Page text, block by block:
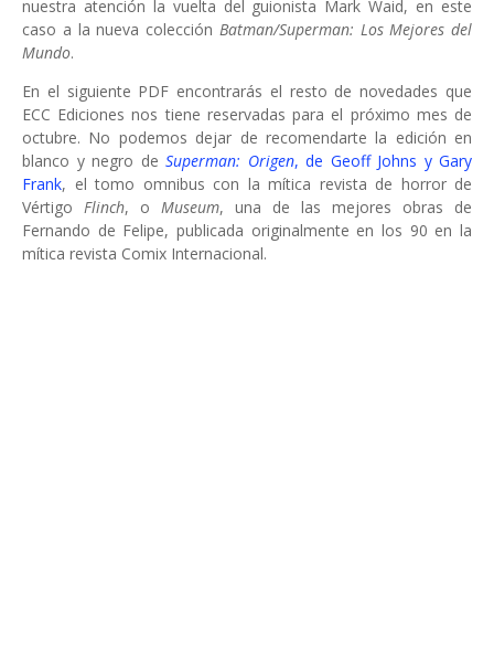
nuestra atención la vuelta del guionista Mark Waid, en este
caso a la nueva colección Batman/Superman: Los Mejores del
Mundo.
En el siguiente PDF encontrarás el resto de novedades que
ECC Ediciones nos tiene reservadas para el próximo mes de
octubre. No podemos dejar de recomendarte la edición en
blanco y negro de Superman: Origen, de Geoff Johns y Gary
Frank, el tomo omnibus con la mítica revista de horror de
Vértigo Flinch, o Museum, una de las mejores obras de
Fernando de Felipe, publicada originalmente en los 90 en la
mítica revista Comix Internacional.